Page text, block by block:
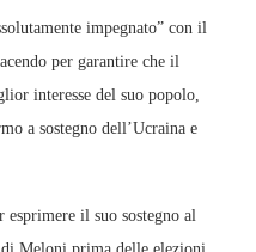
impegnato” con il
per garantire che il
interesse del suo popolo,
a sostegno dell’Ucraina e
esprimere il suo sostegno al